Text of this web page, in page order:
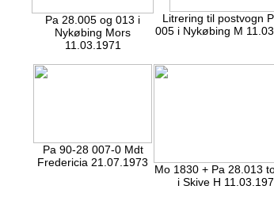
Pa 28.005 og 013 i
Nykøbing Mors
11.03.1971
Litrering til postvogn
005 i Nykøbing M
Pa 90-28 007-0 Mdt
Fredericia 21.07.1973
Mo 1830 + Pa 28.013
i Skive H